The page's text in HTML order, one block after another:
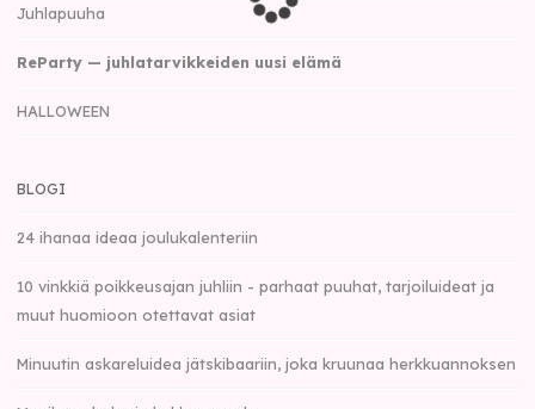
Juhlapuuha
ReParty — juhlatarvikkeiden uusi elämä
HALLOWEEN
BLOGI
24 ihanaa ideaa joulukalenteriin
10 vinkkiä poikkeusajan juhliin - parhaat puuhat, tarjoiluideat ja
muut huomioon otettavat asiat
Minuutin askareluidea jätskibaariin, joka kruunaa herkkuannoksen